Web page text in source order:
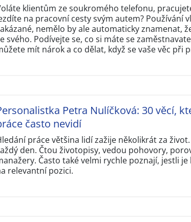
klientům ze soukromého telefonu,
na pracovní cesty svým autem? Používání
nemělo by ale automaticky znamenat,
svého. Podívejte se, co si máte se
mít nárok a co dělat, když se vaše věc při
Petra Nulíčková: 30 věcí,
často nevidí
práce většina lidí zažije několikrát za
den. Čtou životopisy, vedou pohovory,
Často také velmi rychle poznají, jestli
relevantní pozici.